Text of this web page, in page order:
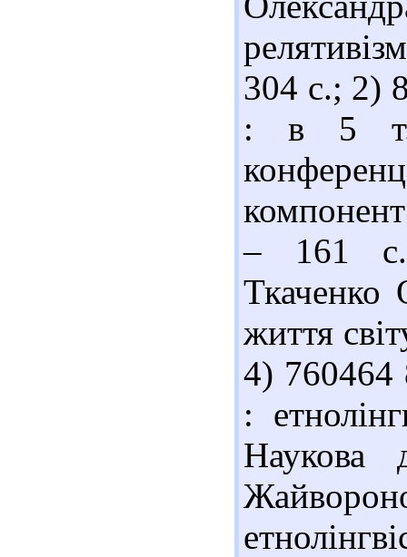
304 с.; 2)
: в 5 т.
– 161
Ткаченко
життя
4) 760464
: